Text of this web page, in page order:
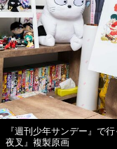
『週刊少年サンデー』で
夜叉』複製原画